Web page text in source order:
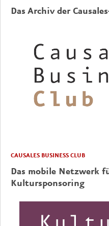
Das Archiv der
CAUSALES BUSINESS CLUB
Das mobile Netzwerk
Kultursponsoring